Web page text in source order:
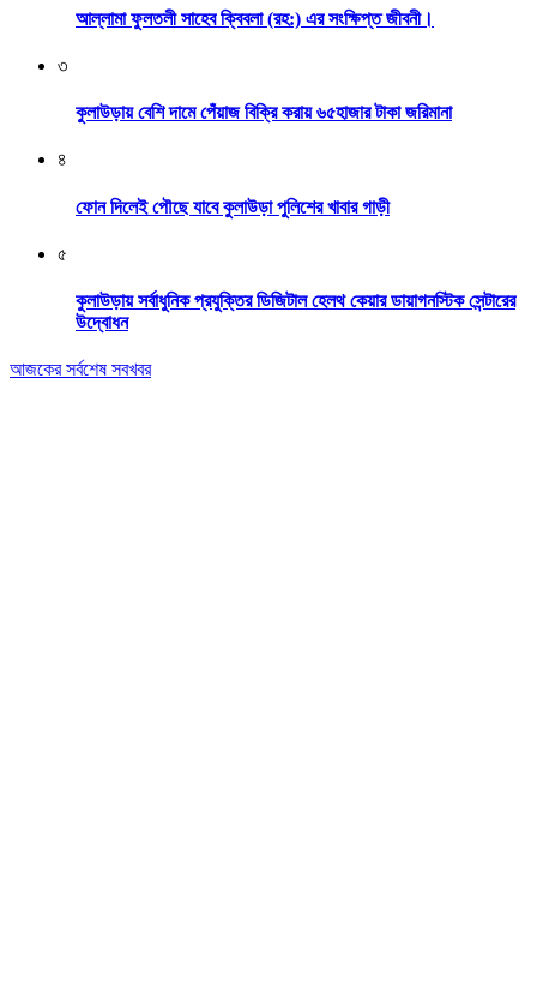
আল্লামা ফুলতলী সাহেব ক্বিবলা (রহ:) এর সংক্ষিপ্ত জীবনী।
৩
কুলাউড়ায় বেশি দামে পেঁয়াজ বিক্রি করায় ৬৫হাজার টাকা জরিমানা
৪
ফোন দিলেই পৌছে যাবে কুলাউড়া পুলিশের খাবার গাড়ী
৫
কুলাউড়ায় সর্বাধুনিক প্রযুক্তির ডিজিটাল হেলথ কেয়ার ডায়াগনস্টিক সেন্টারের
উদ্বোধন
আজকের সর্বশেষ সবখবর